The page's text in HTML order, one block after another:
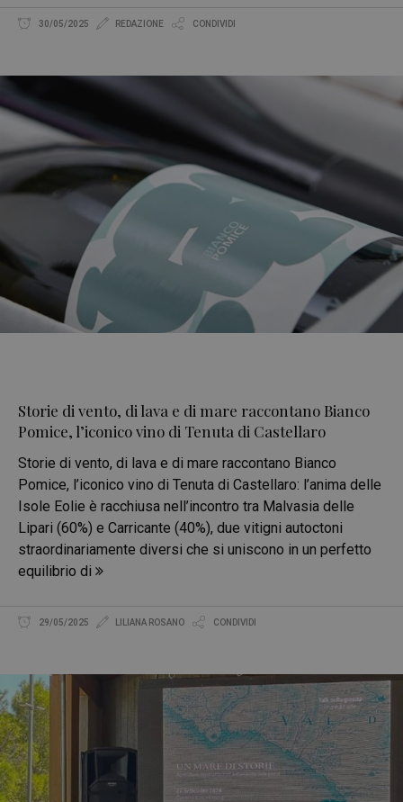
30/05/2025 REDAZIONE CONDIVIDI
Storie di vento, di lava e di mare raccontano Bianco
Pomice, l’iconico vino di Tenuta di Castellaro
Storie di vento, di lava e di mare raccontano Bianco
Pomice, l’iconico vino di Tenuta di Castellaro: l’anima delle
Isole Eolie è racchiusa nell’incontro tra Malvasia delle
Lipari (60%) e Carricante (40%), due vitigni autoctoni
straordinariamente diversi che si uniscono in un perfetto
equilibrio di
29/05/2025 LILIANA ROSANO CONDIVIDI